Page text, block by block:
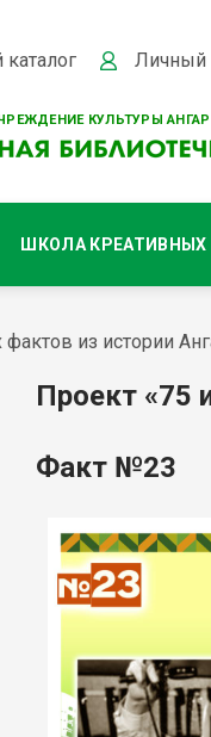
КУЛЬТУРЫ
Личный
ШКОЛА
из истории
Проект «75
Факт №23